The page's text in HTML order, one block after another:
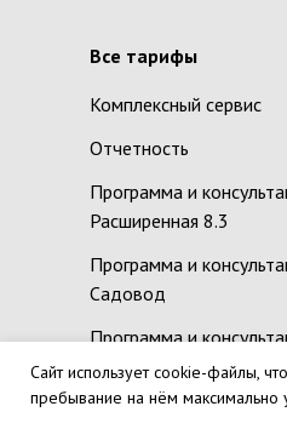
Все тарифы
Комплексный сервис
Отчетность
Программа и
Расширенная 8.3
Программа и
Садовод
Программа и
Расчет заработной
Сайт использует cookie-файлы,
пребывание на нём